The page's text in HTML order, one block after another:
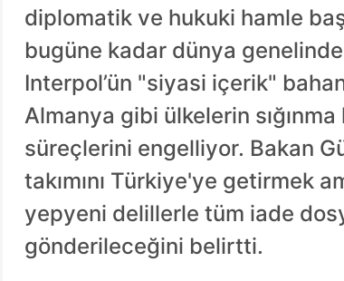
diplomatik ve hukuki hamle
bugüne kadar dünya
Interpol’ün "siyasi içerik"
Almanya gibi ülkelerin
süreçlerini engelliyor. Bakan
takımını Türkiye'ye getirmek
yepyeni delillerle tüm iade
gönderileceğini belirtti.